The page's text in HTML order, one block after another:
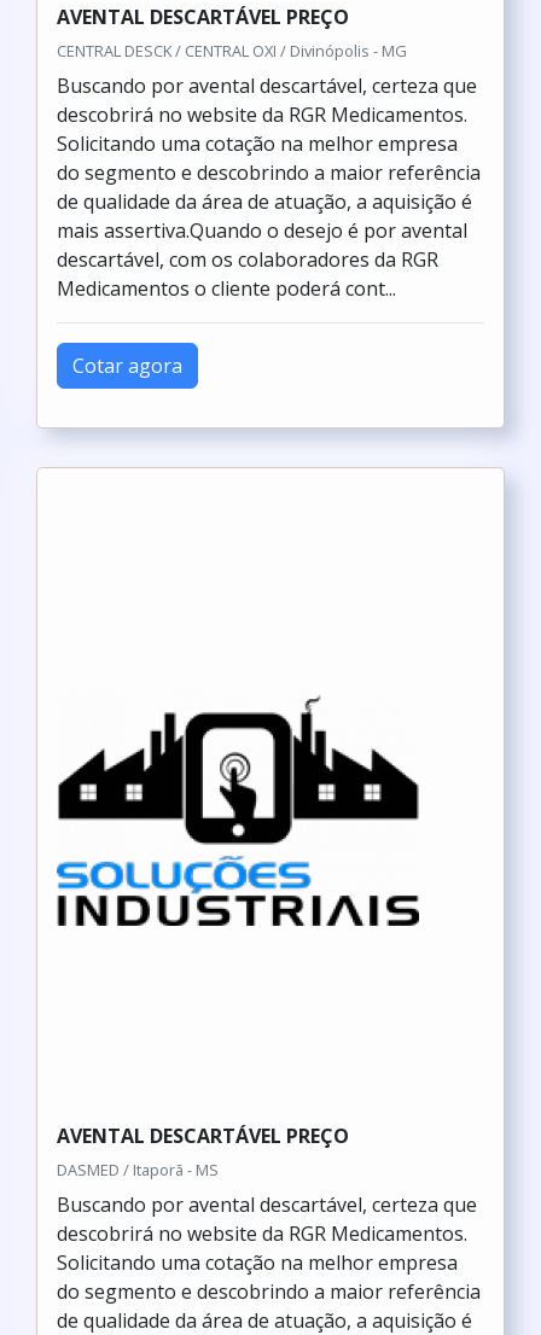
AVENTAL DESCARTÁVEL PREÇO
CENTRAL DESCK / CENTRAL OXI / Divinópolis - MG
Buscando por avental descartável, certeza que
descobrirá no website da RGR Medicamentos.
Solicitando uma cotação na melhor empresa
do segmento e descobrindo a maior referência
de qualidade da área de atuação, a aquisição é
mais assertiva.Quando o desejo é por avental
descartável, com os colaboradores da RGR
Medicamentos o cliente poderá cont...
Cotar agora
AVENTAL DESCARTÁVEL PREÇO
DASMED / Itaporã - MS
Buscando por avental descartável, certeza que
descobrirá no website da RGR Medicamentos.
Solicitando uma cotação na melhor empresa
do segmento e descobrindo a maior referência
de qualidade da área de atuação, a aquisição é